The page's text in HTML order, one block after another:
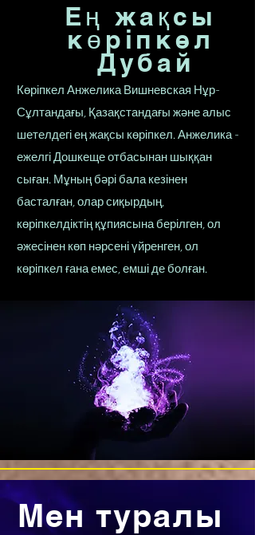
Ең жақсы
көріпкел
Дубай
Көріпкел Анжелика Вишневская Нұр-
Сұлтандағы, Қазақстандағы және алыс
шетелдегі ең жақсы көріпкел. Анжелика -
ежелгі Дошкеще отбасынан шыққан
сыған. Мұның бәрі бала кезінен
басталған, олар сиқырдың,
көріпкелдіктің құпиясына берілген, ол
әжесінен көп нәрсені үйренген, ол
көріпкел ғана емес, емші де болған.
Мен туралы